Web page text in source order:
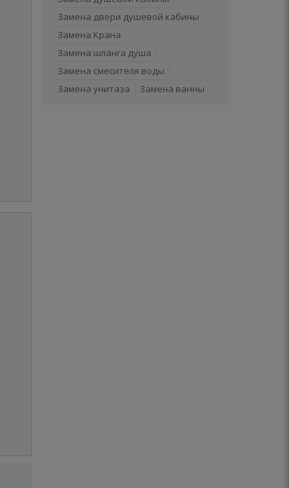
Замена двери душевой кабины
Замена Крана
Замена шланга душа
Замена смесителя воды
Замена унитаза
Замена ванны